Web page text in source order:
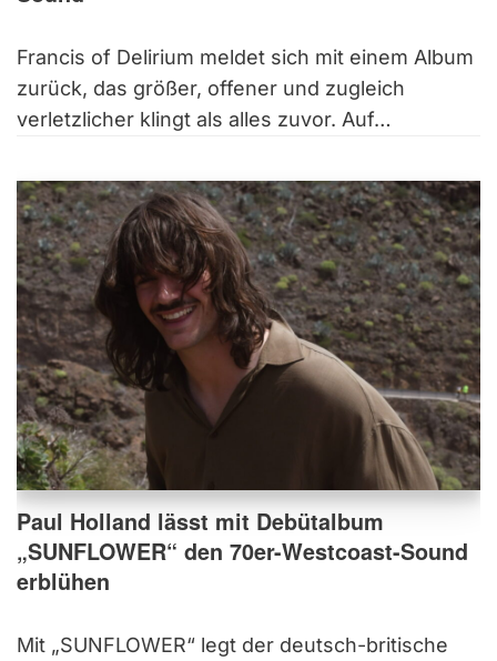
Francis of Delirium meldet sich mit einem Album
zurück, das größer, offener und zugleich
verletzlicher klingt als alles zuvor. Auf…
Paul Holland lässt mit Debütalbum
„SUNFLOWER“ den 70er-Westcoast-Sound
erblühen
Mit „SUNFLOWER“ legt der deutsch-britische